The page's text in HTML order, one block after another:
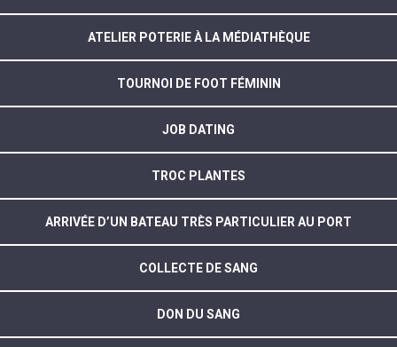
ATELIER POTERIE À LA MÉDIATHÈQUE
TOURNOI DE FOOT FÉMININ
JOB DATING
TROC PLANTES
ARRIVÉE D’UN BATEAU TRÈS PARTICULIER AU PORT
COLLECTE DE SANG
DON DU SANG